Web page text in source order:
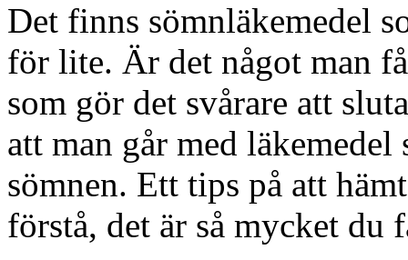
Det finns sömnläkemedel
för lite. Är det något man
som gör det svårare att
att man går med
sömnen. Ett tips på att
förstå, det är så mycket du